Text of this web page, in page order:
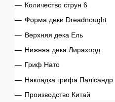
Количество струн 6
Форма деки Dreadnought
Верхняя дека Ель
Нижняя дека Лирахорд
Гриф Нато
Накладка грифа Палісандр
Производство Китай